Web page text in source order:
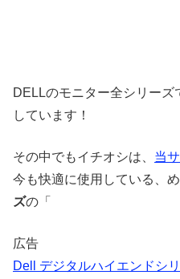
DELLのモニター全シリー
しています！
その中でもイチオシは、 当
今も快適に使用している、
ズの「
広告
Dell デジタルハイエンドシ